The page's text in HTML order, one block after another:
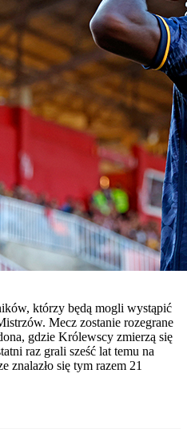
którzy będą mogli wystąpić
Mecz zostanie rozegrane
gdzie Królewscy zmierzą się
raz grali sześć lat temu na
się tym razem 21